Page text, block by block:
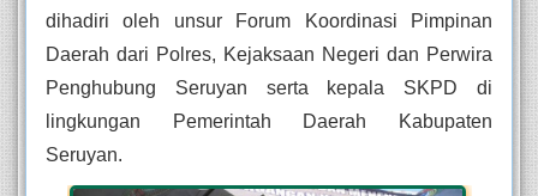
dihadiri oleh unsur Forum Koordinasi Pimpinan
Daerah dari Polres, Kejaksaan Negeri dan Perwira
Penghubung Seruyan serta kepala SKPD di
lingkungan Pemerintah Daerah Kabupaten
Seruyan.